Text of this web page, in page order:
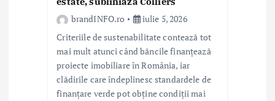
brandINFO.ro
iulie 5, 2026
Criteriile de sustenabilitate contează tot
mai mult atunci când băncile finanțează
proiecte imobiliare în România, iar
clădirile care îndeplinesc standardele de
finanțare verde pot obține condiții mai